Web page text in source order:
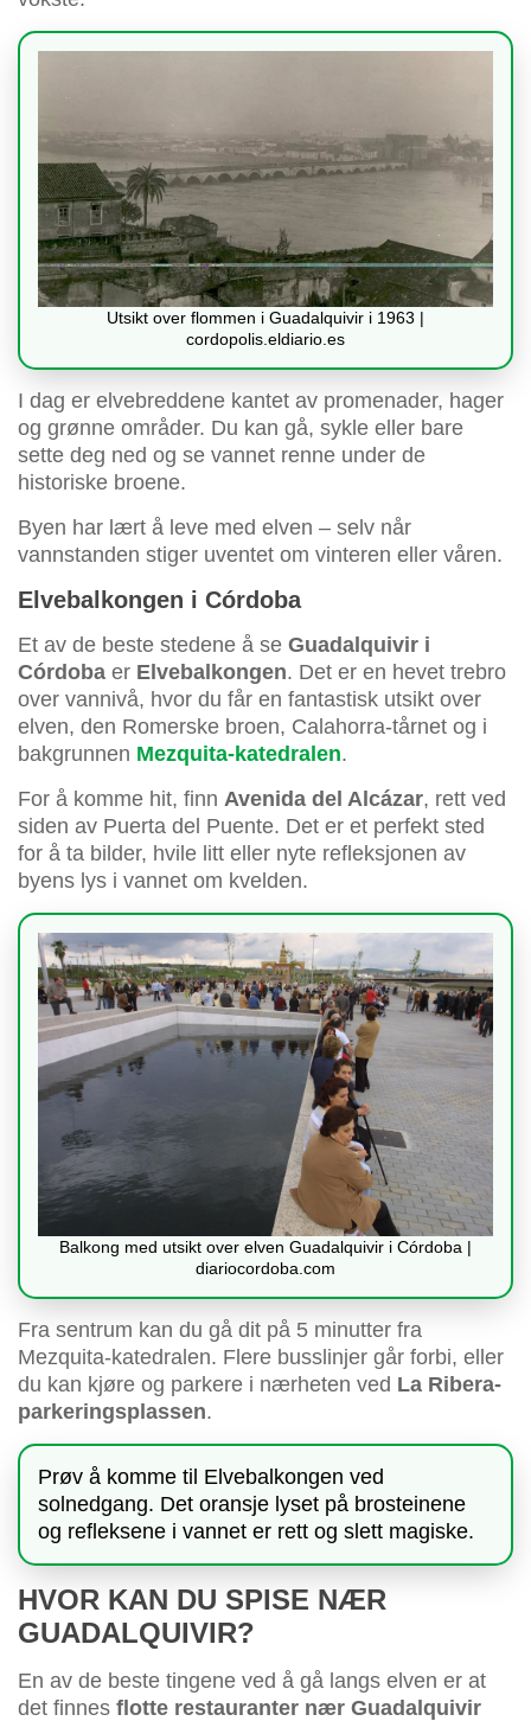
Utsikt over flommen i Guadalquivir i 1963 |
cordopolis.eldiario.es
I dag er elvebreddene kantet av promenader, hager
og grønne områder. Du kan gå, sykle eller bare
sette deg ned og se vannet renne under de
historiske broene.
Byen har lært å leve med elven – selv når
vannstanden stiger uventet om vinteren eller våren.
Elvebalkongen i Córdoba
Et av de beste stedene å se Guadalquivir i
Córdoba er Elvebalkongen. Det er en hevet trebro
over vannivå, hvor du får en fantastisk utsikt over
elven, den Romerske broen, Calahorra-tårnet og i
bakgrunnen Mezquita-katedralen.
For å komme hit, finn Avenida del Alcázar, rett ved
siden av Puerta del Puente. Det er et perfekt sted
for å ta bilder, hvile litt eller nyte refleksjonen av
byens lys i vannet om kvelden.
Balkong med utsikt over elven Guadalquivir i Córdoba |
diariocordoba.com
Fra sentrum kan du gå dit på 5 minutter fra
Mezquita-katedralen. Flere busslinjer går forbi, eller
du kan kjøre og parkere i nærheten ved La Ribera-
parkeringsplassen.
Prøv å komme til Elvebalkongen ved
solnedgang. Det oransje lyset på brosteinene
og refleksene i vannet er rett og slett magiske.
HVOR KAN DU SPISE NÆR
GUADALQUIVIR?
En av de beste tingene ved å gå langs elven er at
det finnes flotte restauranter nær Guadalquivir